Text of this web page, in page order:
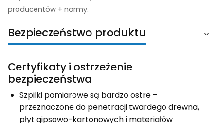
producentów + normy.
Bezpieczeństwo produktu
Certyfikaty i ostrzeżenie
bezpieczeństwa
Szpilki pomiarowe są bardzo ostre –
przeznaczone do penetracji twardego drewna,
płyt gipsowo-kartonowych i materiałów